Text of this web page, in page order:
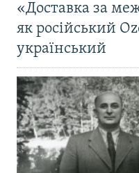
«Доставка за
як російський
український